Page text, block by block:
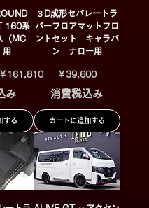
160系
（MC
用
セール価格
￥161,810
み
する
３D成形セパレートラ
バーフロアマットフロ
ントセット キャラバ
ン ナロー用
価格
￥39,600
消費税込み
カートに追加する